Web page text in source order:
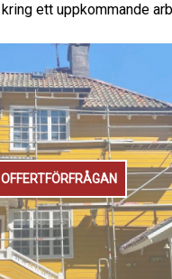
ett uppkommande
OFFERTFÖRFRÅGAN